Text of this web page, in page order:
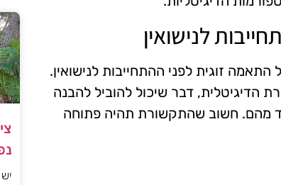
לנישואין
זוגית לפני ההתחייבות לנישואין.
הדיגיטלית, דבר שיכול להוביל להבנה
מהם. חשוב שהתקשורת תהיה פתוחה